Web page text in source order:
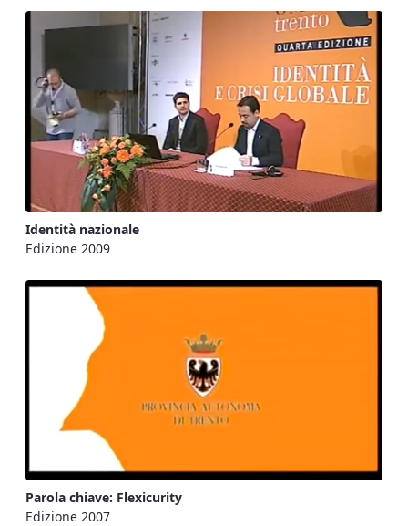
Identità nazionale
Edizione 2009
Parola chiave: Flexicurity
Edizione 2007